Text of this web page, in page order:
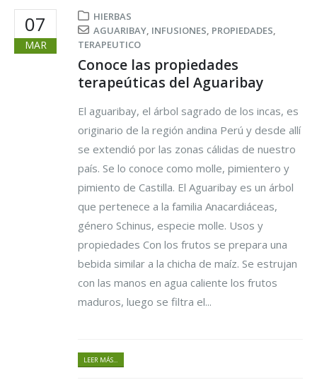
07
MAR
HIERBAS
AGUARIBAY, INFUSIONES, PROPIEDADES,
TERAPEUTICO
Conoce las propiedades
terapeúticas del Aguaribay
El aguaribay, el árbol sagrado de los incas, es
originario de la región andina Perú y desde allí
se extendió por las zonas cálidas de nuestro
país. Se lo conoce como molle, pimientero y
pimiento de Castilla. El Aguaribay es un árbol
que pertenece a la familia Anacardiáceas,
género Schinus, especie molle. Usos y
propiedades Con los frutos se prepara una
bebida similar a la chicha de maíz. Se estrujan
con las manos en agua caliente los frutos
maduros, luego se filtra el...
LEER MÁS...